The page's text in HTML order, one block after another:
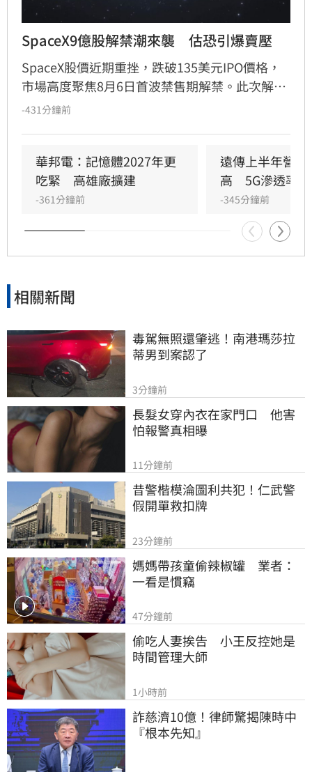
SpaceX9億股解禁潮來襲　估恐引爆賣壓
SpaceX股價近期重挫，跌破135美元IPO價格，
市場高度聚焦8月6日首波禁售期解禁。此次解禁
預計將釋放約9.12億股，使公開流通股數翻倍。
部分長期信仰者看好前景，但隨著禁售條款分批
解禁，市場預期短期內拋售潮將持續衝擊股價。
-431分鐘前
華邦電：記憶體2027年更
吃緊　高雄廠擴建
-361分鐘前
遠傳上半年營收
高　5G滲透率
-345分鐘前
相關新聞
毒駕無照還肇逃！南港瑪莎拉
蒂男到案認了
3分鐘前
長髮女穿內衣在家門口　他害
怕報警真相曝
11分鐘前
昔警楷模淪圖利共犯！仁武警
假開單救扣牌
23分鐘前
媽媽帶孩童偷辣椒罐　業者：
一看是慣竊
47分鐘前
偷吃人妻挨告　小王反控她是
時間管理大師
1小時前
詐慈濟10億！律師驚揭陳時中
『根本先知』